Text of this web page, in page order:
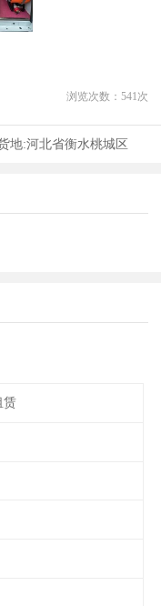
浏览次数： 541次
地:河北省衡水桃城区
赁